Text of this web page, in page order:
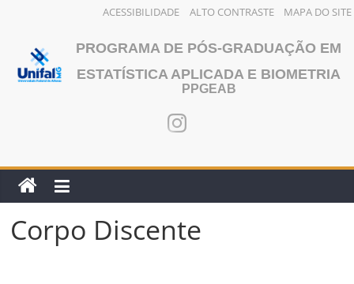
ACESSIBILIDADE ALTO CONTRASTE MAPA DO SITE
PROGRAMA DE PÓS-GRADUAÇÃO EM
ESTATÍSTICA APLICADA E BIOMETRIA
PPGEAB
Corpo Discente